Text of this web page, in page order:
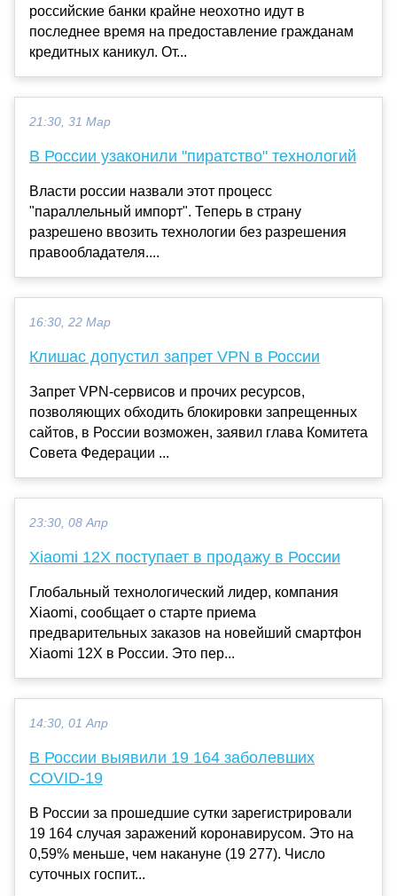
российские банки крайне неохотно идут в
последнее время на предоставление гражданам
кредитных каникул. От...
21:30, 31 Мар
В России узаконили "пиратство" технологий
Власти россии назвали этот процесс
"параллельный импорт". Теперь в страну
разрешено ввозить технологии без разрешения
правообладателя....
16:30, 22 Мар
Клишас допустил запрет VPN в России
Запрет VPN-сервисов и прочих ресурсов,
позволяющих обходить блокировки запрещенных
сайтов, в России возможен, заявил глава Комитета
Совета Федерации ...
23:30, 08 Апр
Xiaomi 12X поступает в продажу в России
Глобальный технологический лидер, компания
Xiaomi, сообщает о старте приема
предварительных заказов на новейший смартфон
Xiaomi 12X в России. Это пер...
14:30, 01 Апр
В России выявили 19 164 заболевших
COVID-19
В России за прошедшие сутки зарегистрировали
19 164 случая заражений коронавирусом. Это на
0,59% меньше, чем накануне (19 277). Число
суточных госпит...